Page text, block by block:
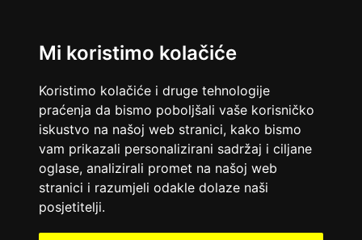
Mi koristimo kolačiće
Koristimo kolačiće i druge tehnologije
praćenja da bismo poboljšali vaše korisničko
iskustvo na našoj web stranici, kako bismo
vam prikazali personalizirani sadržaj i ciljane
oglase, analizirali promet na našoj web
stranici i razumjeli odakle dolaze naši
posjetitelji.